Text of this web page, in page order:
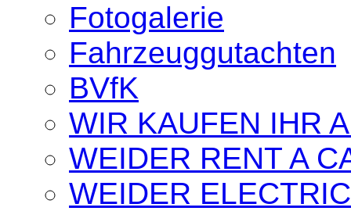
Fotogalerie
Fahrzeuggutachten
BVfK
WIR KAUFEN IHR
WEIDER RENT A
WEIDER ELECTRIC